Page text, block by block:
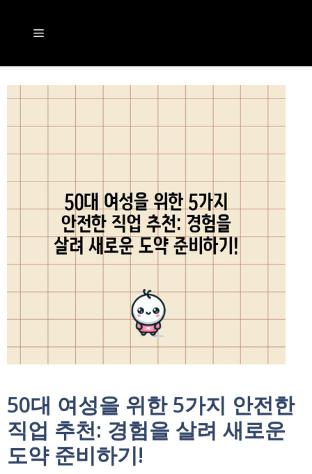
로
너
뛰
기
메
뉴
50대 여성을 위한 5가지 안전한
직업 추천: 경험을 살려 새로운
도약 준비하기!